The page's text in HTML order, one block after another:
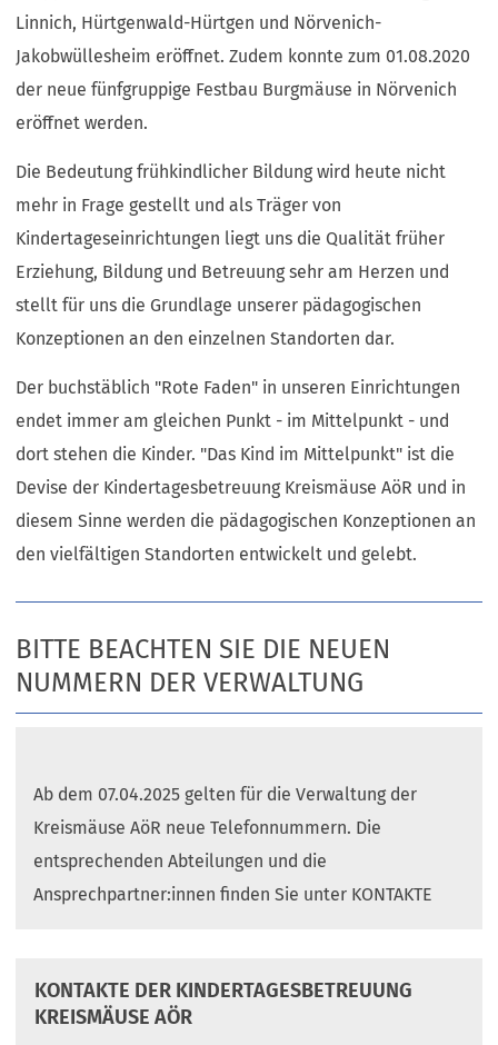
Linnich, Hürtgenwald-Hürtgen und Nörvenich-
Jakobwüllesheim eröffnet. Zudem konnte zum 01.08.2020
der neue fünfgruppige Festbau Burgmäuse in Nörvenich
eröffnet werden.
Die Bedeutung frühkindlicher Bildung wird heute nicht
mehr in Frage gestellt und als Träger von
Kindertageseinrichtungen liegt uns die Qualität früher
Erziehung, Bildung und Betreuung sehr am Herzen und
stellt für uns die Grundlage unserer pädagogischen
Konzeptionen an den einzelnen Standorten dar.
Der buchstäblich "Rote Faden" in unseren Einrichtungen
endet immer am gleichen Punkt - im Mittelpunkt - und
dort stehen die Kinder. "Das Kind im Mittelpunkt" ist die
Devise der Kindertagesbetreuung Kreismäuse AöR und in
diesem Sinne werden die pädagogischen Konzeptionen an
den vielfältigen Standorten entwickelt und gelebt.
BITTE BEACHTEN SIE DIE NEUEN
NUMMERN DER VERWALTUNG
Ab dem 07.04.2025 gelten für die Verwaltung der
Kreismäuse AöR neue Telefonnummern. Die
entsprechenden Abteilungen und die
Ansprechpartner:innen finden Sie unter KONTAKTE
KONTAKTE DER KINDERTAGESBETREUUNG
KREISMÄUSE AÖR